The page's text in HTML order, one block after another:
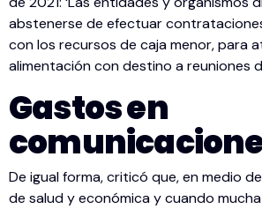
abstenerse de efectuar
con los recursos de caja menor, para
alimentación con destino a reuniones
Gastos en
De igual forma, criticó que, en medio
de salud y económica y cuando